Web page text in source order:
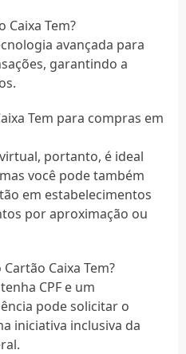
Caixa Tem?
avançada para
garantindo a
Tem para compras em
portanto, é ideal
você pode também
em estabelecimentos
por aproximação ou
Caixa Tem?
CPF e um
pode solicitar o
iniciativa inclusiva da